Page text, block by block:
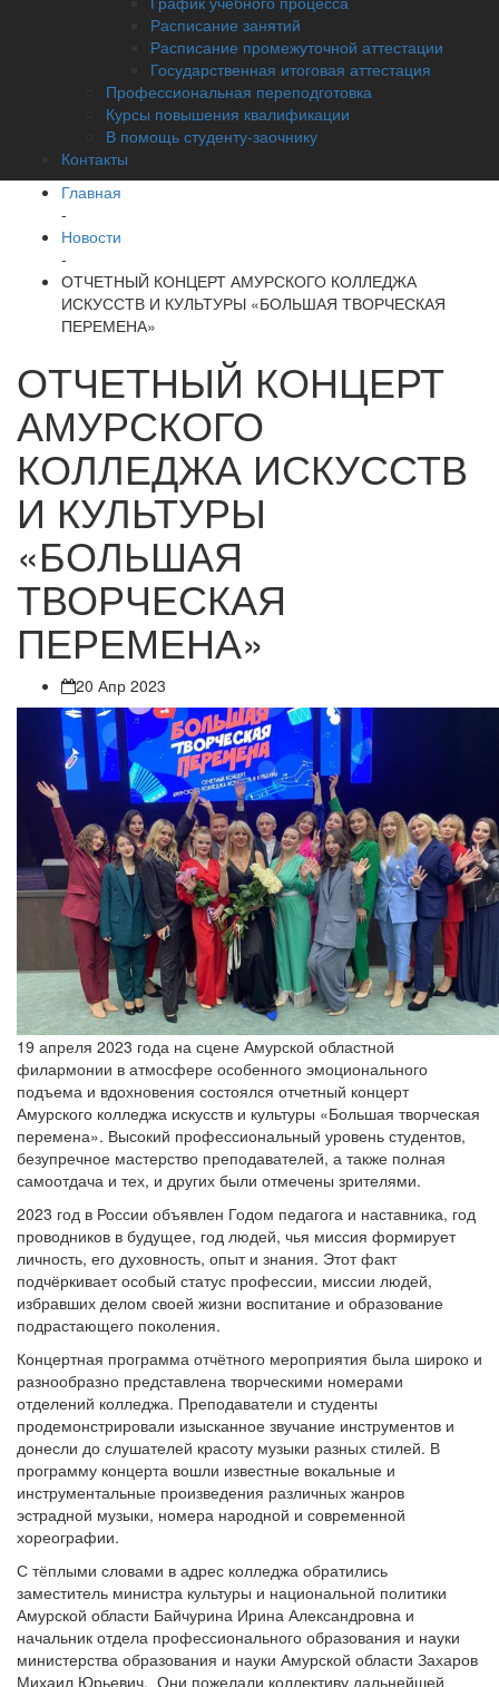
Расписание занятий
Расписание промежуточной аттестации
Государственная итоговая аттестация
Профессиональная переподготовка
Курсы повышения квалификации
В помощь студенту-заочнику
Контакты
Главная
-
Новости
-
ОТЧЕТНЫЙ КОНЦЕРТ АМУРСКОГО КОЛЛЕДЖА
ИСКУССТВ И КУЛЬТУРЫ «БОЛЬШАЯ ТВОРЧЕСКАЯ
ПЕРЕМЕНА»
ОТЧЕТНЫЙ КОНЦЕРТ
АМУРСКОГО
КОЛЛЕДЖА ИСКУССТВ
И КУЛЬТУРЫ
«БОЛЬШАЯ
ТВОРЧЕСКАЯ
ПЕРЕМЕНА»
20 Апр 2023
19 апреля 2023 года на сцене Амурской областной
филармонии в атмосфере особенного эмоционального
подъема и вдохновения состоялся отчетный концерт
Амурского колледжа искусств и культуры «Большая творческая
перемена». Высокий профессиональный уровень студентов,
безупречное мастерство преподавателей, а также полная
самоотдача и тех, и других были отмечены зрителями.
2023 год в России объявлен Годом педагога и наставника, год
проводников в будущее, год людей, чья миссия формирует
личность, его духовность, опыт и знания. Этот факт
подчёркивает особый статус профессии, миссии людей,
избравших делом своей жизни воспитание и образование
подрастающего поколения.
Концертная программа отчётного мероприятия была широко и
разнообразно представлена творческими номерами
отделений колледжа. Преподаватели и студенты
продемонстрировали изысканное звучание инструментов и
донесли до слушателей красоту музыки разных стилей. В
программу концерта вошли известные вокальные и
инструментальные произведения различных жанров
эстрадной музыки, номера народной и современной
хореографии.
С тёплыми словами в адрес колледжа обратились
заместитель министра культуры и национальной политики
Амурской области Байчурина Ирина Александровна и
начальник отдела профессионального образования и науки
министерства образования и науки Амурской области Захаров
Михаил Юрьевич. Они пожелали коллективу дальнейшей